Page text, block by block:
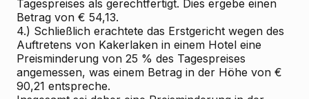
Tagespreises als gerechtfertigt. Dies ergebe einen
Betrag von € 54,13.
4.) Schließlich erachtete das Erstgericht wegen des
Auftretens von Kakerlaken in einem Hotel eine
Preisminderung von 25 % des Tagespreises
angemessen, was einem Betrag in der Höhe von €
90,21 entspreche.